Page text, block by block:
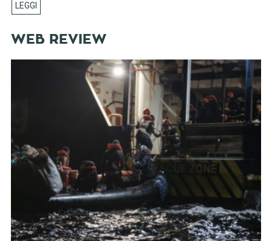
WEB REVIEW